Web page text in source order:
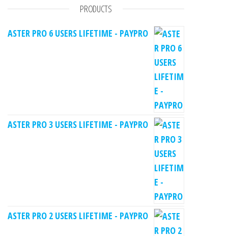
PRODUCTS
ASTER PRO 6 USERS LIFETIME - PAYPRO
ASTER PRO 3 USERS LIFETIME - PAYPRO
ASTER PRO 2 USERS LIFETIME - PAYPRO